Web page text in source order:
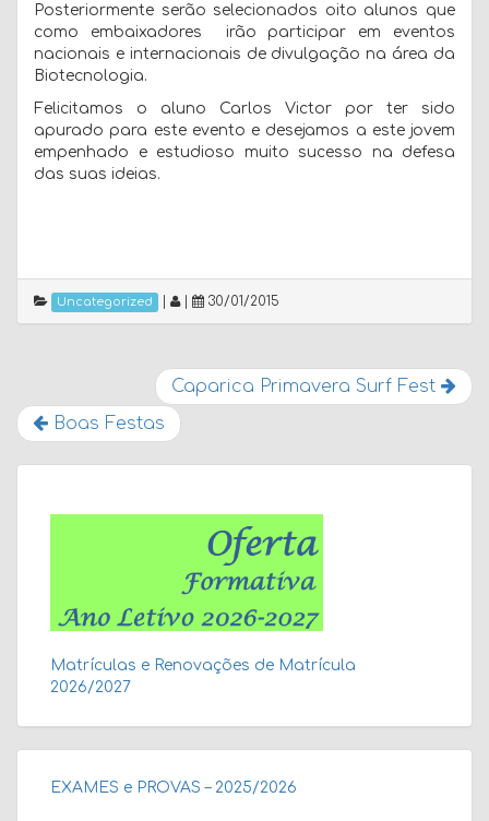
Posteriormente serão selecionados oito alunos que
como embaixadores irão participar em eventos
nacionais e internacionais de divulgação na área da
Biotecnologia.
Felicitamos o aluno Carlos Victor por ter sido
apurado para este evento e desejamos a este jovem
empenhado e estudioso muito sucesso na defesa
das suas ideias.
Uncategorized 30/01/2015
Caparica Primavera Surf Fest
Boas Festas
Matrículas e Renovações de Matrícula
2026/2027
EXAMES e PROVAS – 2025/2026